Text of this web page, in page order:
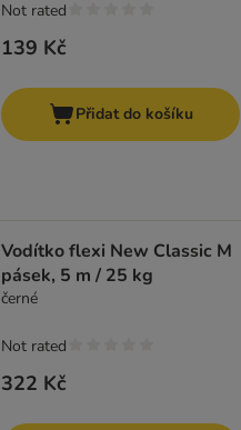
139 Kč
Not rated
Přidat do košíku
Vodítko flexi New Classic M
pásek, 5 m / 25 kg
černé
322 Kč
Not rated